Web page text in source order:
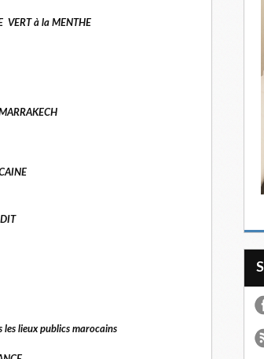
VERT à la MENTHE
lieux publics marocains